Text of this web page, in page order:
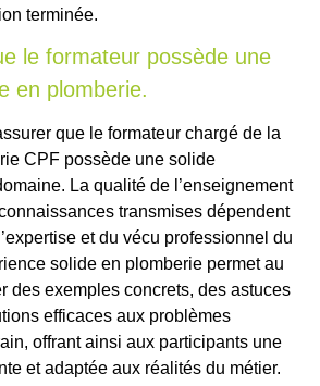
terminée.
le formateur possède une
en plomberie.
que le formateur chargé de la
CPF possède une solide
La qualité de l’enseignement
transmises dépendent
et du vécu professionnel du
solide en plomberie permet au
des exemples concrets, des astuces
efficaces aux problèmes
offrant ainsi aux participants une
et adaptée aux réalités du métier.